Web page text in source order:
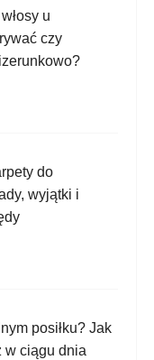
u
czy
do
wyjątki i
posiłku? Jak
w ciągu dnia